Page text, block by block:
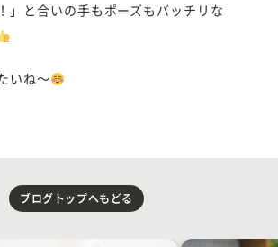
」と合いの手もポーズもバッチリな
いね〜
ブログトップへもどる